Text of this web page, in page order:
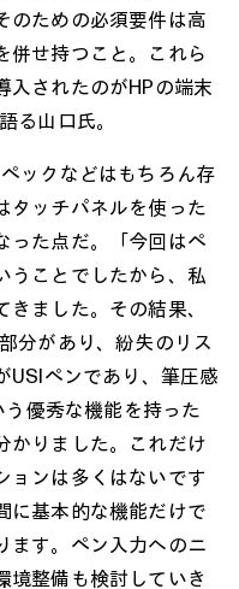
のための必須要件は高
併せ持つこと。これら
入されたのがHPの端末
る山口氏。
ックなどはもちろん存
タッチパネルを使った
った点だ。「今回はペ
うことでしたから、私
ました。その結果、
分があり、紛失のリス
USIペンであり、筆圧感
優秀な機能を持った
かりました。これだけ
ョンは多くはないです
に基本的な機能だけで
ます。ペン入力へのニ
境整備も検討していき